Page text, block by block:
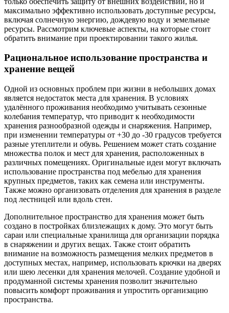
максимально эффективно использовать доступные ресурсы,
включая солнечную энергию, дождевую воду и земельные
ресурсы. Рассмотрим ключевые аспекты, на которые стоит
обратить внимание при проектировании такого жилья.
Рациональное использование пространства и
хранение вещей
Одной из основных проблем при жизни в небольших домах
является недостаток места для хранения. В условиях
удалённого проживания необходимо учитывать сезонные
колебания температур, что приводит к необходимости
хранения разнообразной одежды и снаряжения. Например,
при изменении температуры от +30 до -30 градусов требуется
разные утеплители и обувь. Решением может стать создание
множества полок и мест для хранения, расположенных в
различных помещениях. Оригинальные идеи могут включать
использование пространства под мебелью для хранения
крупных предметов, таких как семена или инструменты.
Также можно организовать отделения для хранения в разделе
под лестницей или вдоль стен.
Дополнительное пространство для хранения может быть
создано в постройках близлежащих к дому. Это могут быть
сараи или специальные хранилища для организации порядка
в снаряжении и других вещах. Также стоит обратить
внимание на возможность размещения мелких предметов в
доступных местах, например, использовать крючки на дверях
или шею лесенки для хранения мелочей. Создание удобной и
продуманной системы хранения позволит значительно
повысить комфорт проживания и упростить организацию
пространства.